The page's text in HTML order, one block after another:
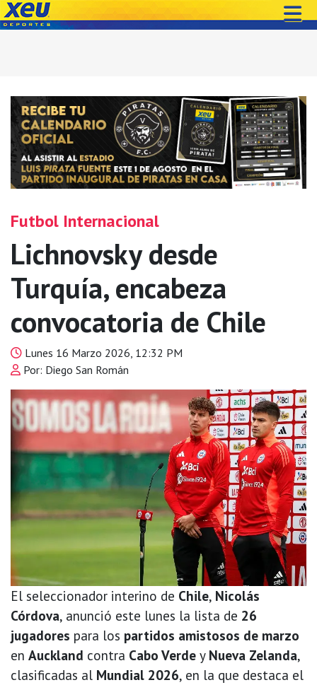
Futbol Internacional
Lichnovsky desde
Turquía, encabeza
convocatoria de Chile
Lunes 16 Marzo 2026, 12:32 PM
Por: Diego San Román
El seleccionador interino de Chile, Nicolás
Córdova, anunció este lunes la lista de 26
jugadores para los partidos amistosos de marzo
en Auckland contra Cabo Verde y Nueva Zelanda,
clasificadas al Mundial 2026, en la que destaca el